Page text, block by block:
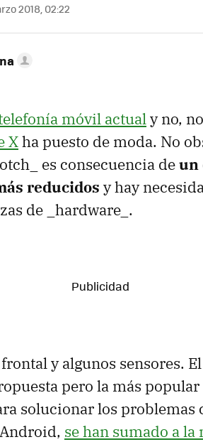
2018, 02:22
móvil actualy no,
Xha puesto de moda. No
es consecuencia deun
reducidos y hay
de _hardware_.
y algunos sensores. El
pero la más
solucionar los problemas
se han sumado a la